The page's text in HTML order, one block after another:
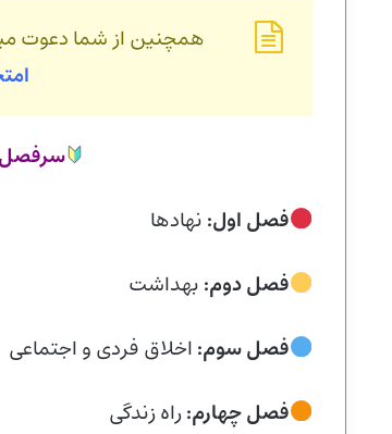
همچنین از شما دعوت
سرفصل
فصل اول: نهادها
فصل دوم: بهداشت
فصل سوم: اخلاق فردی و اجتماعی
فصل چهارم:راه زندگی